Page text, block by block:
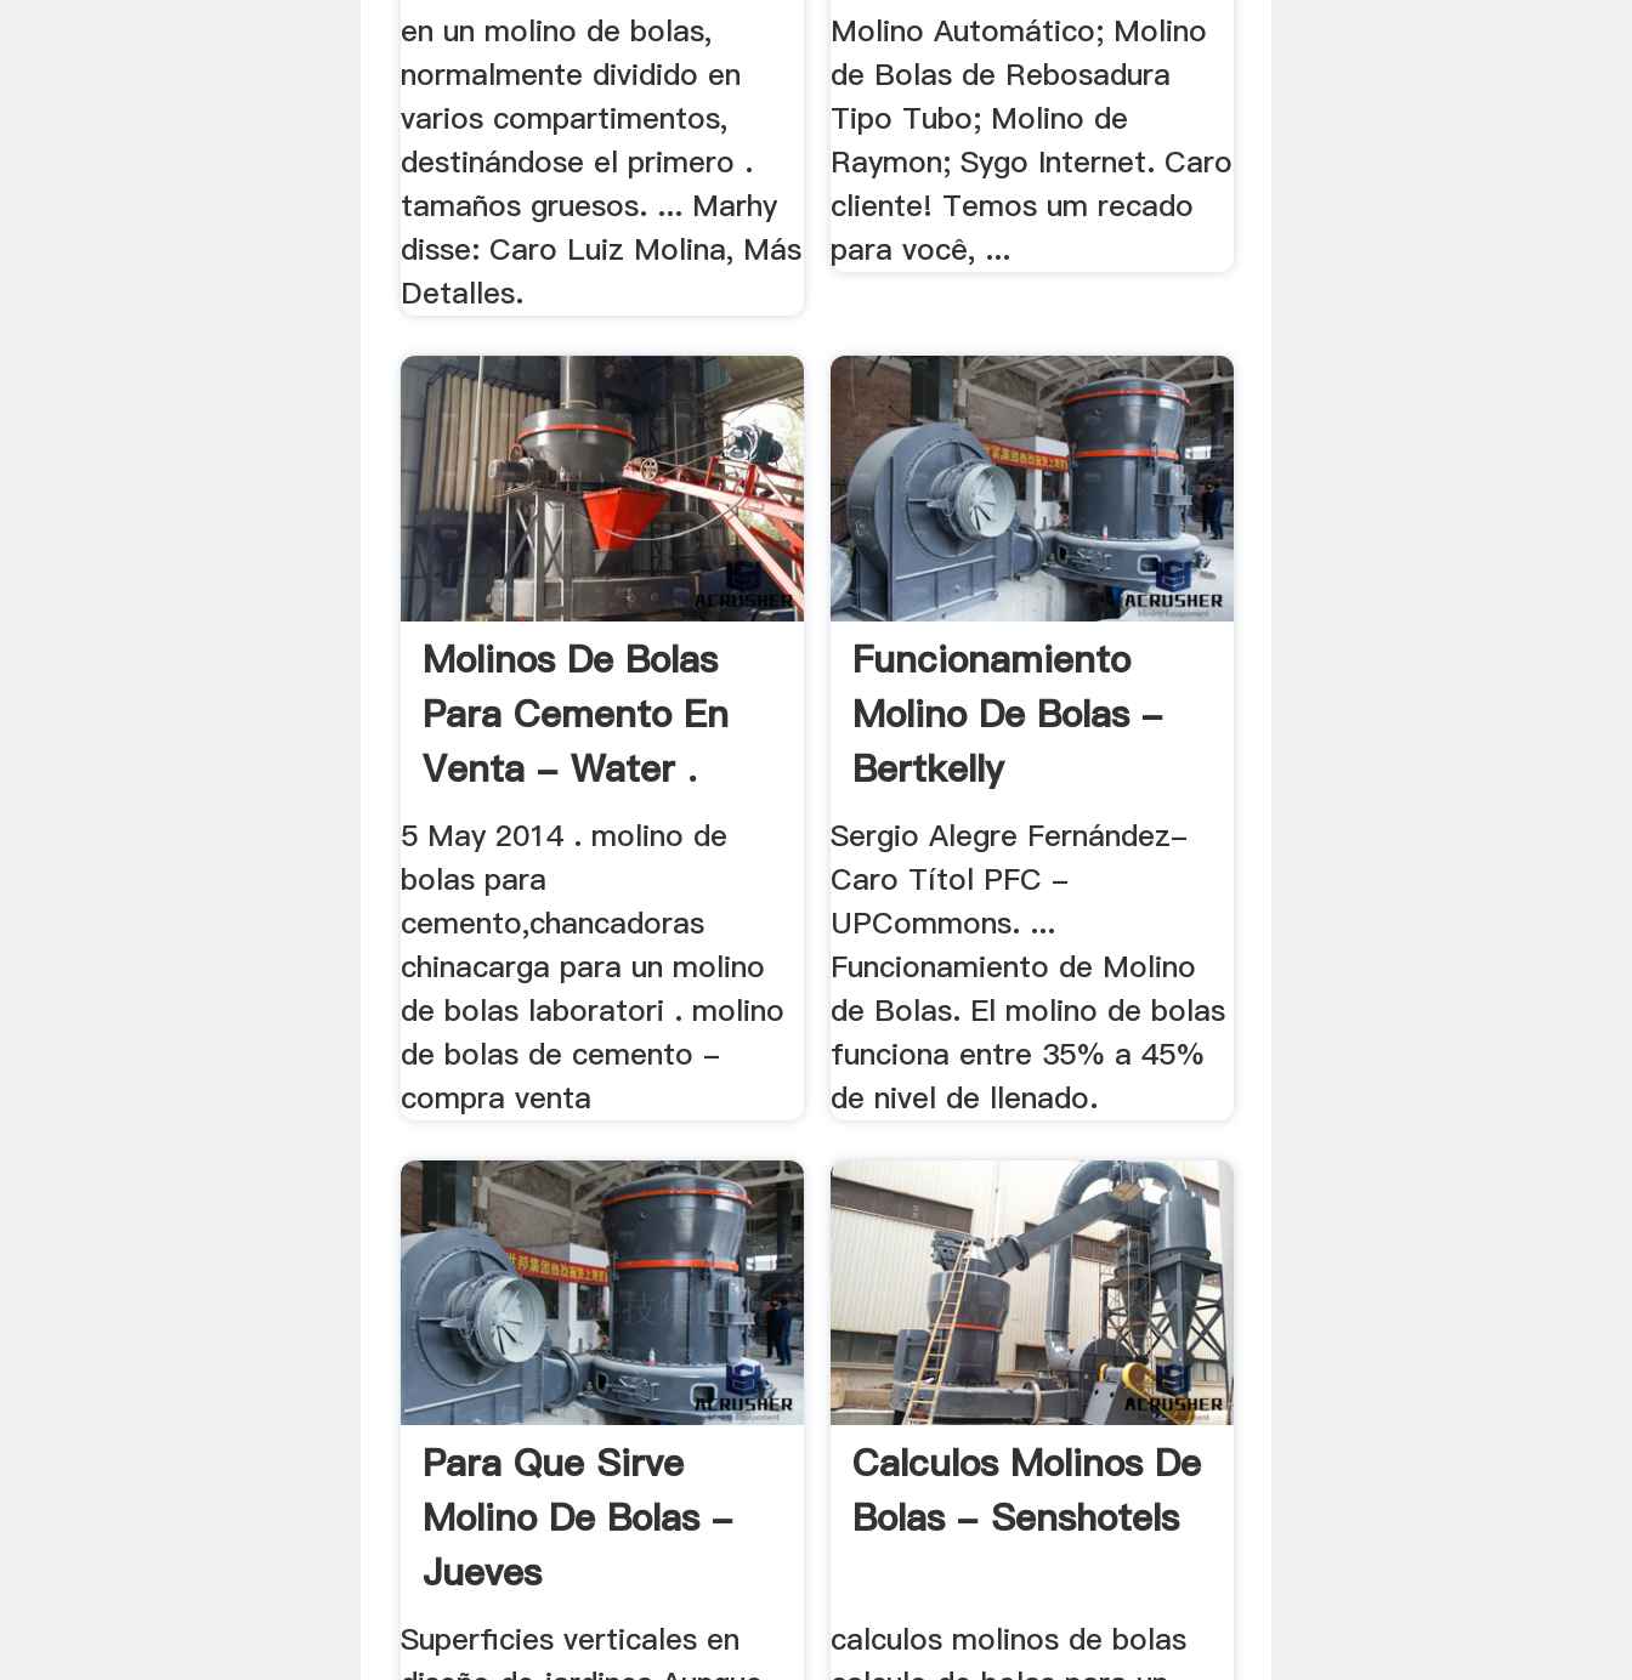
en un molino de bolas,
normalmente dividido en
varios compartimentos,
destinándose el primero .
tamaños gruesos. ... Marhy
disse: Caro Luiz Molina, Más
Detalles.
Molino Automático; Molino
de Bolas de Rebosadura
Tipo Tubo; Molino de
Raymon; Sygo Internet. Caro
cliente! Temos um recado
para você, ...
Molinos De Bolas
Para Cemento En
Venta - Water .
5 May 2014 . molino de
bolas para
cemento,chancadoras
chinacarga para un molino
de bolas laboratori . molino
de bolas de cemento -
compra venta
Funcionamiento
Molino De Bolas -
Bertkelly
Sergio Alegre Fernández-
Caro Títol PFC -
UPCommons. ...
Funcionamiento de Molino
de Bolas. El molino de bolas
funciona entre 35% a 45%
de nivel de llenado.
Para Que Sirve
Molino De Bolas -
Jueves
Superficies verticales en
Calculos Molinos De
Bolas - Senshotels
calculos molinos de bolas